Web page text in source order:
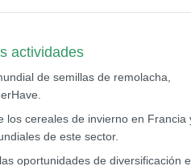
actividades
de semillas de remolacha,
los cereales de invierno en Francia
de este sector.
oportunidades de diversificación